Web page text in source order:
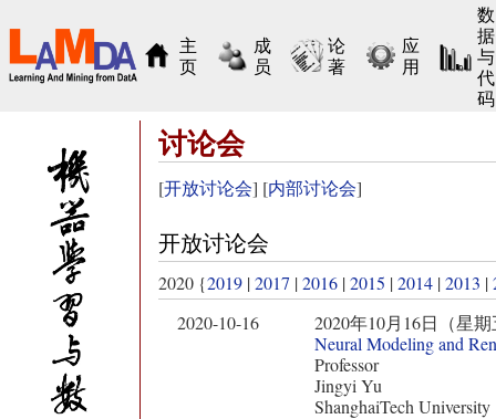
主
页
成
员
论
著
应
用
数
据
与
代
码
讨论会
[开放讨论会] [内部讨论会]
开放讨论会
2020 {2019 |2017 |2016 |2015 |2014 |2013 |
2020-10-16
2020年10月16日（星期
Neural Modeling and
Professor
Jingyi Yu
ShanghaiTech University